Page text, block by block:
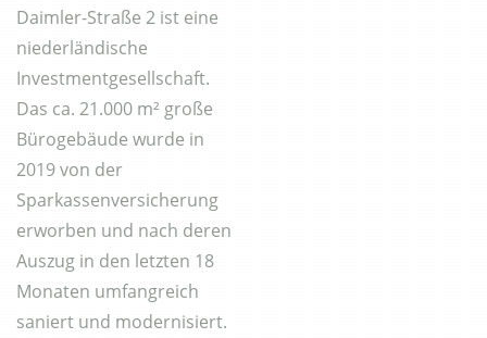
Daimler-Straße 2 ist eine
niederländische
Investmentgesellschaft.
Das ca. 21.000 m² große
Bürogebäude wurde in
2019 von der
Sparkassenversicherung
erworben und nach deren
Auszug in den letzten 18
Monaten umfangreich
saniert und modernisiert.